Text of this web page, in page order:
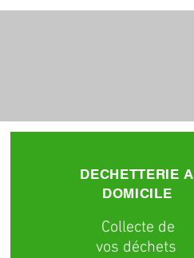
DECHETTERIE A
DOMICILE
Collecte de
vos déchets